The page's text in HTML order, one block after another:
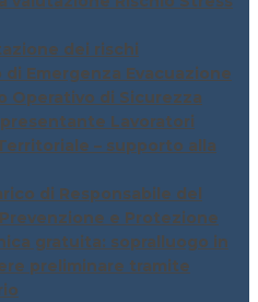
dei rischi
di Emergenza Evacuazione
Operativo di Sicurezza
Lavoratori
– supporto alla
di Responsabile del
e Protezione
gratuita: sopralluogo in
preliminare tramite